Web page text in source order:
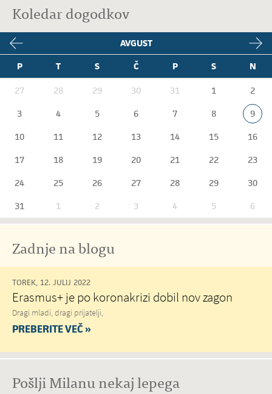
Koledar dogodkov
AVGUST
P
T S Č P S N
27 28 29 30 31 1
2
3
4 5 6 7 8
9
10
11 12 13 14 15
16
17
18 19 20 21 22
23
24
25 26 27 28 29
30
31
1 2 3 4 5 6
Zadnje na blogu
TOREK, 12. JULIJ 2022
Erasmus+ je po koronakrizi dobil nov zagon
Dragi mladi, dragi prijatelji,
PREBERITE VEČ »
Pošlji Milanu nekaj lepega